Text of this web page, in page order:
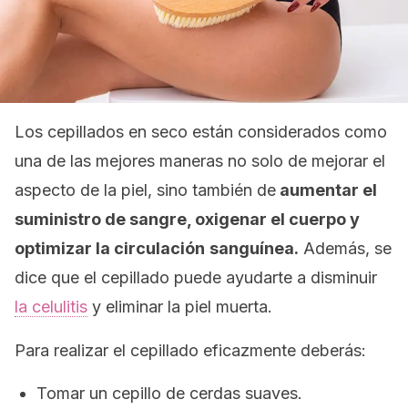
Los cepillados en seco están considerados como
una de las mejores maneras no solo de mejorar el
aspecto de la piel, sino también de aumentar el
suministro de sangre, oxigenar el cuerpo y
optimizar la circulación sanguínea. Además, se
dice que el cepillado puede ayudarte a disminuir
la celulitis y eliminar la piel muerta.
Para realizar el cepillado eficazmente deberás:
Tomar un cepillo de cerdas suaves.